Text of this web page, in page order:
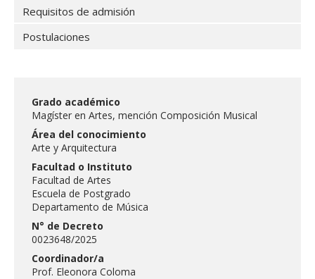
Requisitos de admisión
Postulaciones
Grado académico
Magíster en Artes, mención Composición Musical
Área del conocimiento
Arte y Arquitectura
Facultad o Instituto
Facultad de Artes
Escuela de Postgrado
Departamento de Música
N° de Decreto
0023648/2025
Coordinador/a
Prof. Eleonora Coloma